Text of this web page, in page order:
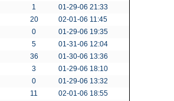
1
01-29-06 21:33
20
02-01-06 11:45
0
01-29-06 19:35
5
01-31-06 12:04
36
01-30-06 13:36
3
01-29-06 18:10
0
01-29-06 13:32
11
02-01-06 18:55